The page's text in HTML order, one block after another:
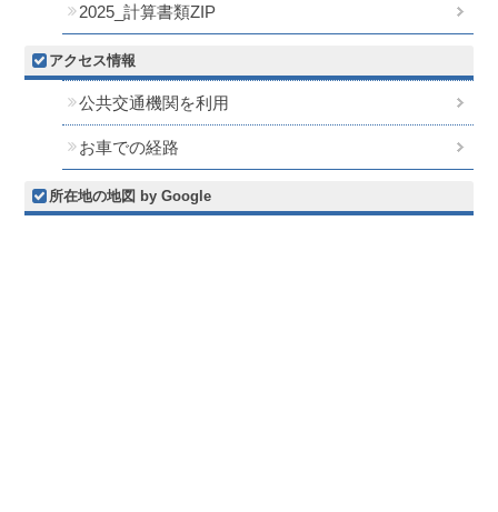
2025_計算書類ZIP
アクセス情報
公共交通機関を利用
お車での経路
所在地の地図 by Google